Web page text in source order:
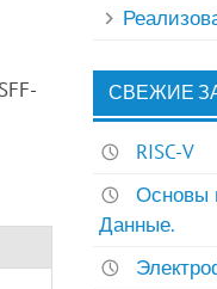
СВЕЖИЕ
RISC-V
Основы
Данные.